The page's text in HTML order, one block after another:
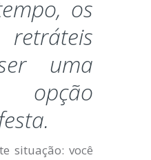
os
uma
opção
situação: você